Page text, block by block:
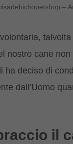
–
nostro cane
ha deciso di
dall’Uomo
il